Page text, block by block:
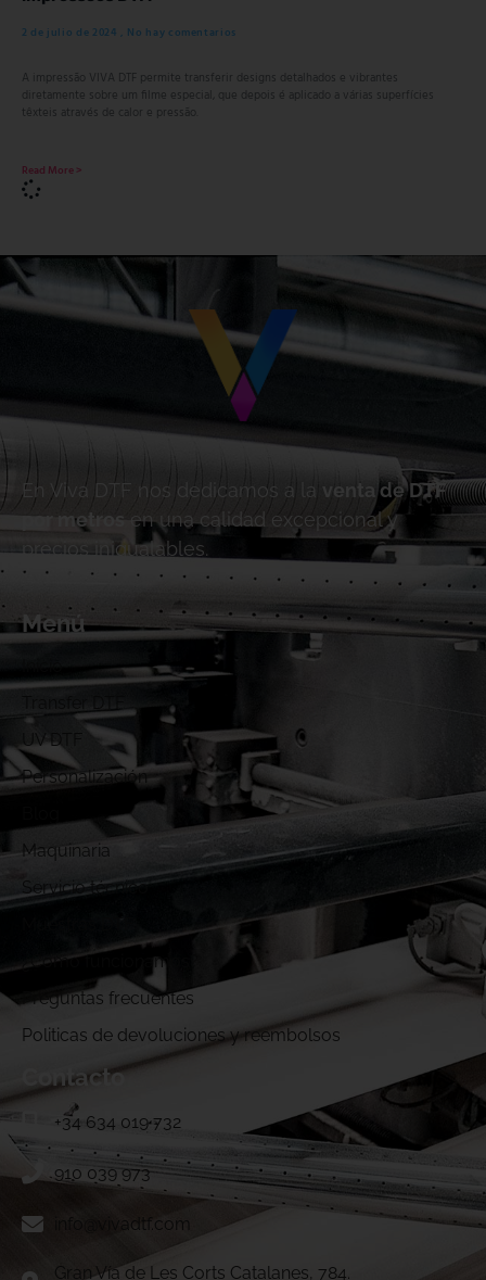
2 de julio de 2024 No hay comentarios
A impressão VIVA DTF permite transferir designs detalhados e vibrantes
diretamente sobre um filme especial, que depois é aplicado a várias superfícies
têxteis através de calor e pressão.
Read More >
En Viva DTF nos dedicamos a la
venta de DTF
por metros
en una calidad excepcional y
precios inigualables.
Menú
UV DTF
Personalización
Maquinaria
Servicio técnico
¿Cómo funcionamos?
Preguntas frecuentes
Politicas de devoluciones y reembolsos
Contacto
+34 634 019 732
910 039 973
info@vivadtf.com
Gran Vía de Les Corts Catalanes, 784.